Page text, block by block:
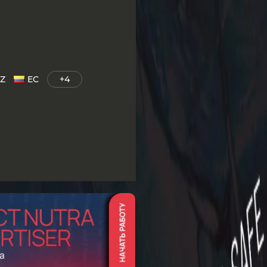
EC +4